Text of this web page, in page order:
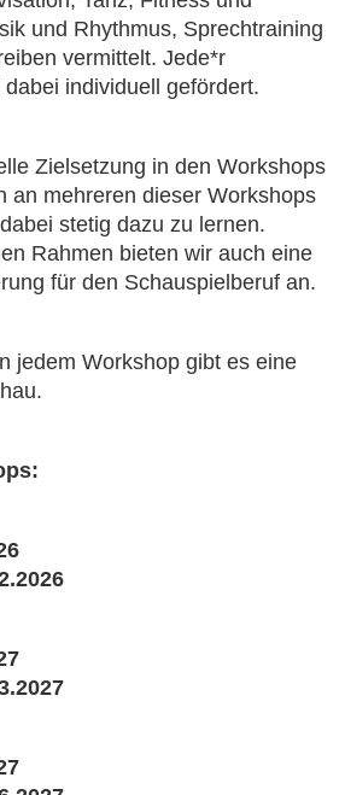
und Rhythmus, Sprechtraining
vermittelt. Jede*r
individuell gefördert.
Zielsetzung in den Workshops
an mehreren dieser Workshops
stetig dazu zu lernen.
Rahmen bieten wir auch eine
für den Schauspielberuf an.
jedem Workshop gibt es eine